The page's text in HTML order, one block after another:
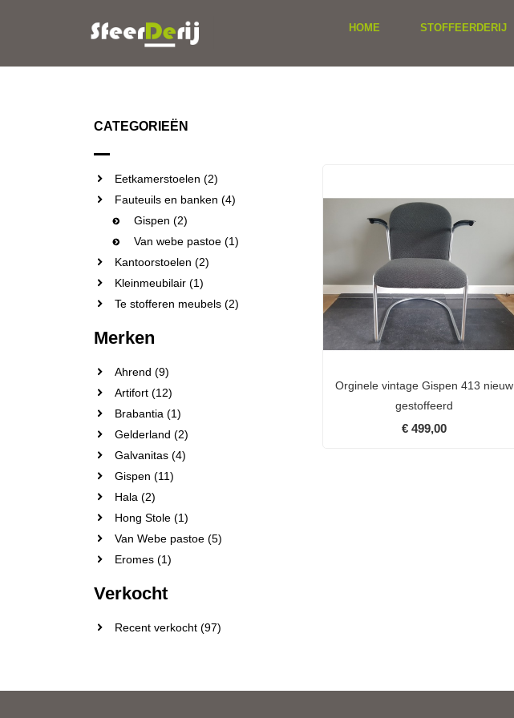
HOME STOFFEERDERIJ
CATEGORIEËN
Eetkamerstoelen (2)
Fauteuils en banken (4)
Gispen (2)
Van webe pastoe (1)
Kantoorstoelen (2)
Kleinmeubilair (1)
Te stofferen meubels (2)
Merken
Ahrend (9)
Artifort (12)
Brabantia (1)
Gelderland (2)
Galvanitas (4)
Gispen (11)
Hala (2)
Hong Stole (1)
Van Webe pastoe (5)
Eromes (1)
Verkocht
Recent verkocht (97)
Orginele vintage Gispen 413 nieuw
gestoffeerd
€ 499,00